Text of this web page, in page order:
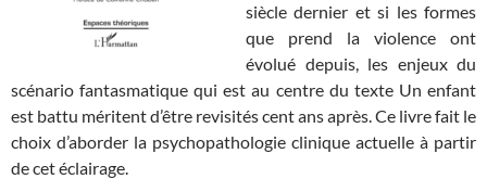
siècle dernier et si les formes
que prend la violence ont
évolué depuis, les enjeux du
scénario fantasmatique qui est au centre du texte Un enfant
est battu méritent d’être revisités cent ans après. Ce livre fait le
choix d’aborder la psychopathologie clinique actuelle à partir
de cet éclairage.